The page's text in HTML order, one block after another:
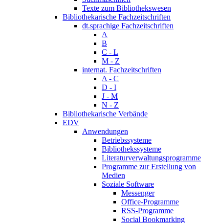
Texte zum Bibliothekswesen
Bibliothekarische Fachzeitschriften
dt.sprachige Fachzeitschriften
A
B
C - L
M - Z
internat. Fachzeitschriften
A - C
D - I
J - M
N - Z
Bibliothekarische Verbände
EDV
Anwendungen
Betriebssysteme
Bibliothekssysteme
Literaturverwaltungsprogramme
Programme zur Erstellung von
Medien
Soziale Software
Messenger
Office-Programme
RSS-Programme
Social Bookmarking